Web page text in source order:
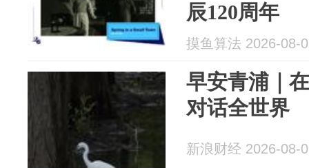
辰120周年
摸鱼算法 2026-08-
早安青浦｜
对话全世界
新浪财经 2026-08-